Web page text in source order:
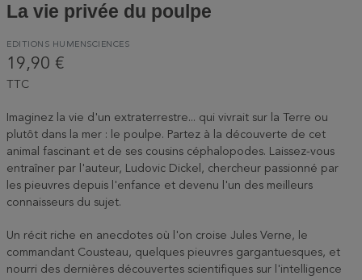
La vie privée du poulpe
EDITIONS HUMENSCIENCES
19,90 €
TTC
Imaginez la vie d'un extraterrestre... qui vivrait sur la Terre ou
plutôt dans la mer : le poulpe. Partez à la découverte de cet
animal fascinant et de ses cousins céphalopodes. Laissez-vous
entraîner par l'auteur, Ludovic Dickel, chercheur passionné par
les pieuvres depuis l'enfance et devenu l'un des meilleurs
connaisseurs du sujet.
Un récit riche en anecdotes où l'on croise Jules Verne, le
commandant Cousteau, quelques pieuvres gargantuesques, et
nourri des dernières découvertes scientifiques sur l'intelligence